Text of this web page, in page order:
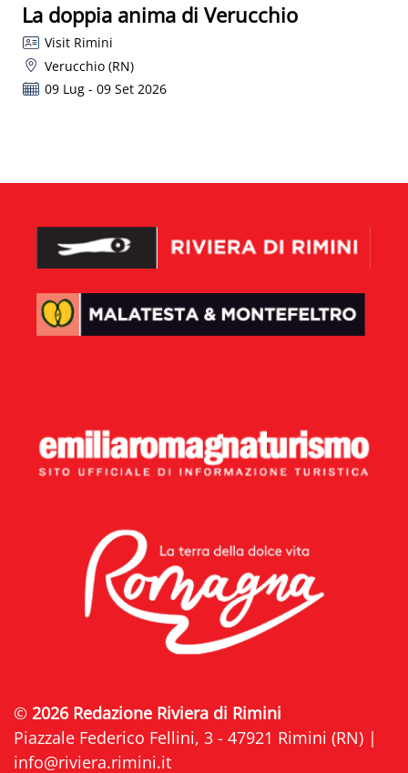
La doppia anima di Verucchio
Visit Rimini
Verucchio (RN)
09 Lug - 09 Set 2026
© 2026 Redazione Riviera di Rimini
Piazzale Federico Fellini, 3 - 47921 Rimini (RN) |
info@riviera.rimini.it